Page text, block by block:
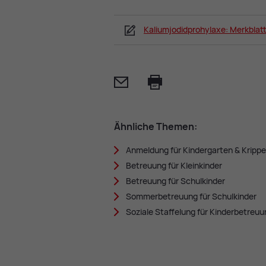
Kaliumjodidprohylaxe: Merkblatt
Mail
Ähn­li­che The­men:
An­mel­dung für Kin­der­gar­ten & Krip­pe
Be­treu­ung für Klein­kin­der
Be­treu­ung für Schul­kin­der
Som­mer­be­treu­ung für Schul­kin­der
So­zia­le Staf­fe­lung für